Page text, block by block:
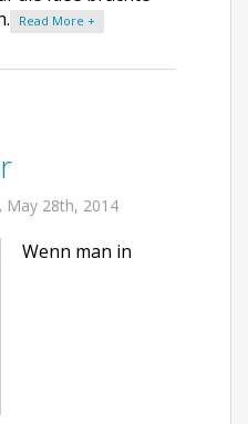
Read More +
May 28th, 2014
Wenn man in